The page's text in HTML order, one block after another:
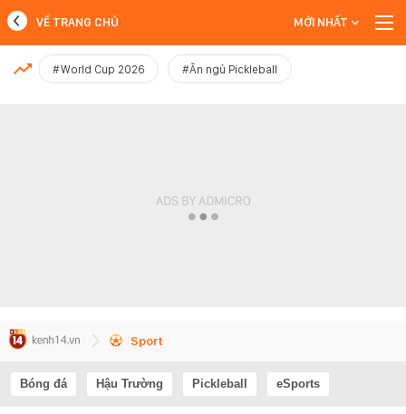
MỚI NHẤT
VỀ TRANG CHỦ MỚI NHẤT
#World Cup 2026 #Ăn ngủ Pickleball
Sport
Bóng đá Hậu Trường Pickleball eSports